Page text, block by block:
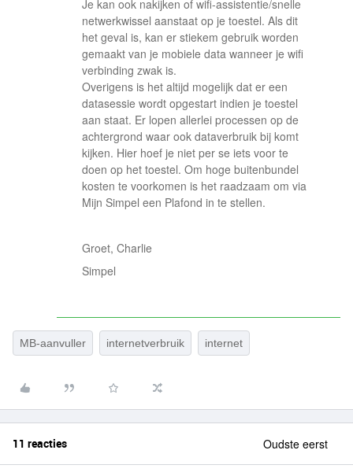
Je kan ook nakijken of wifi-assistentie/snelle
netwerkwissel aanstaat op je toestel. Als dit
het geval is, kan er stiekem gebruik worden
gemaakt van je mobiele data wanneer je wifi
verbinding zwak is.
Overigens is het altijd mogelijk dat er een
datasessie wordt opgestart indien je toestel
aan staat. Er lopen allerlei processen op de
achtergrond waar ook dataverbruik bij komt
kijken. Hier hoef je niet per se iets voor te
doen op het toestel. Om hoge buitenbundel
kosten te voorkomen is het raadzaam om via
Mijn Simpel een Plafond in te stellen.
Groet, Charlie
Simpel
MB-aanvuller internetverbruik internet
11 reacties Oudste eerst